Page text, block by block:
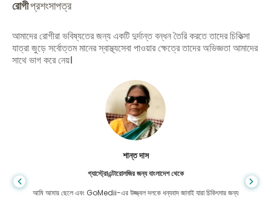
রোগীপ্রশংসাপত্র
আমাদের রোগীরা ভবিষ্যতের জন্য একটি দুর্দান্ত বন্ধন তৈরি করতে তাদের চিকিত্সা
যাত্রা জুড়ে সর্বোত্তম মানের স্বাস্থ্যসেবা পাওয়ার ক্ষেত্রে তাদের অভিজ্ঞতা আমাদের
সাথে ভাগ করে নেয়।
শান্ত দাস
গ্যাস্ট্রোএন্টারোলজির জন্য বাংলাদেশ থেকে
আমি আমার ছেলে এবং GoMedii-এর উজ্জ্বল দলকে ধন্যবাদ জানাই যারা চিকিৎসার জন্য